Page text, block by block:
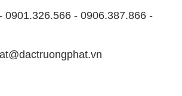
0901.326.566 - 0906.387.866 -